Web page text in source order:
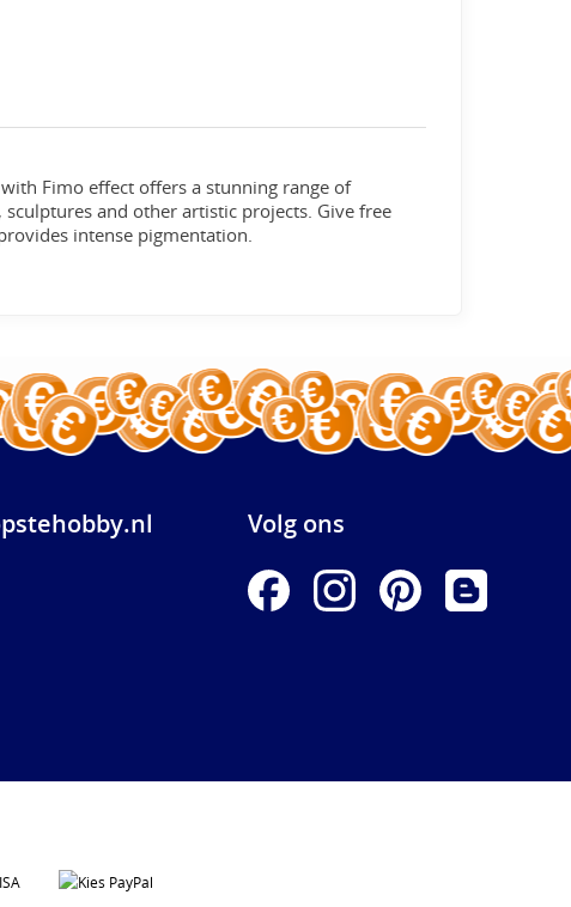
Fimo effect offers a stunning range of
and other artistic projects. Give free
intense pigmentation.
Volg ons